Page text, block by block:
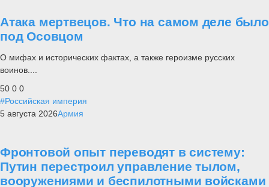
Атака мертвецов. Что на самом деле было
под Осовцом
О мифах и исторических фактах, а также героизме русских
воинов....
50 0 0
#Российская империя
5 августа 2026Армия
Фронтовой опыт переводят в систему:
Путин перестроил управление тылом,
вооружениями и беспилотными войсками